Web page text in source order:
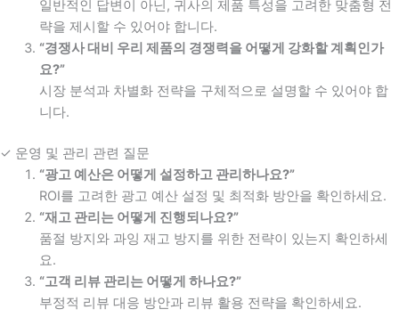
일반적인 답변이 아닌, 귀사의 제품 특성을 고려한 맞춤형 전
략을 제시할 수 있어야 합니다.
“경쟁사 대비 우리 제품의 경쟁력을 어떻게 강화할 계획인가
요?”
시장 분석과 차별화 전략을 구체적으로 설명할 수 있어야 합
니다.
✓ 운영 및 관리 관련 질문
“광고 예산은 어떻게 설정하고 관리하나요?”
ROI를 고려한 광고 예산 설정 및 최적화 방안을 확인하세요.
“재고 관리는 어떻게 진행되나요?”
품절 방지와 과잉 재고 방지를 위한 전략이 있는지 확인하세
요.
“고객 리뷰 관리는 어떻게 하나요?”
부정적 리뷰 대응 방안과 리뷰 활용 전략을 확인하세요.